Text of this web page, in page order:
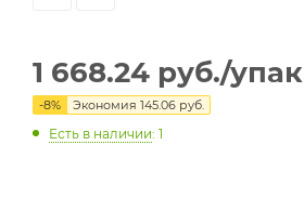
1 668.24 руб./упак
-8% Экономия 145.06 руб.
Есть в наличии: 1